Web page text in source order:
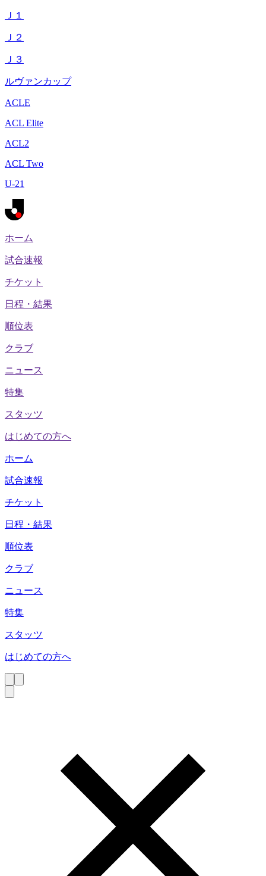
Ｊ１
Ｊ２
Ｊ３
ルヴァンカップ
ACLE
ACL Elite
ACL2
ACL Two
U-21
ホーム
試合速報
チケット
日程・結果
順位表
クラブ
ニュース
特集
スタッツ
はじめての方へ
ホーム
試合速報
チケット
日程・結果
順位表
クラブ
ニュース
特集
スタッツ
はじめての方へ